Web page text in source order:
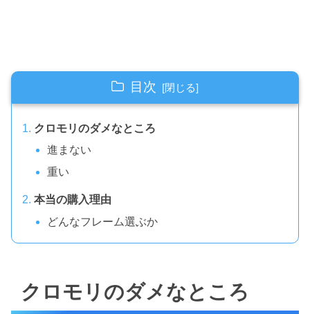
目次
クロモリのダメなところ
進まない
重い
本当の購入理由
どんなフレーム選ぶか
クロモリのダメなところ